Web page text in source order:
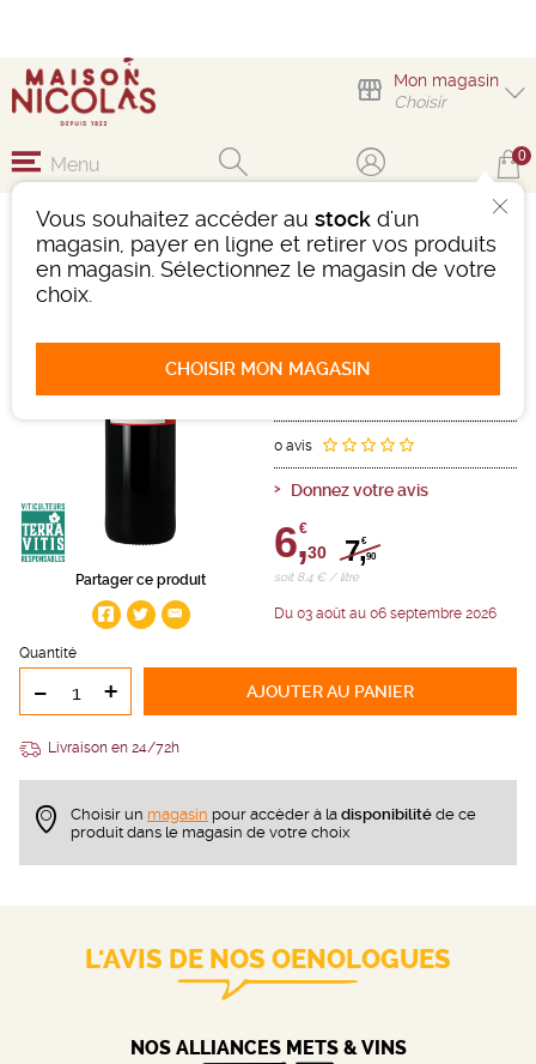
Mon magasin
Choisir
Vous souhaitez accéder au stock d'un
magasin, payer en ligne et retirer vos produits
en magasin. Sélectionnez le magasin de votre
choix.
CHOISIR MON MAGASIN
Menu 0
Partager ce produit
CHÂTEAU HAUT RIAN
Vin
Bordeaux
2020
0 avis
Donnez votre avis
6,
€
30 7,€
90
soit 8,4 € / litre
Du 03 août au 06 septembre 2026
Quantité
- + AJOUTERAU PANIER
Livraison en 24/72h
Choisir un magasin pour accèder à la disponibilité de ce
produit dans le magasin de votre choix
L'AVIS DE NOS OENOLOGUES
NOS ALLIANCES METS & VINS